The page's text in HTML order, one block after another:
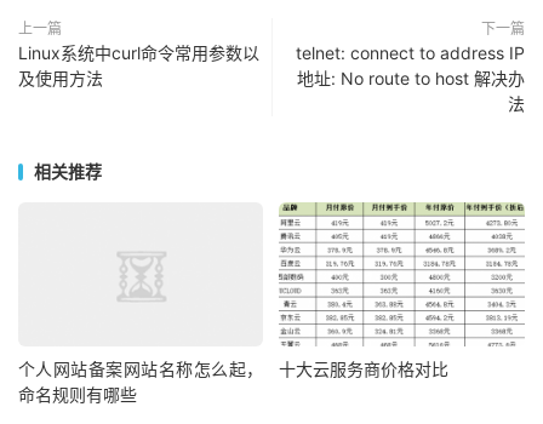
上一篇
Linux系统中curl命令常用参数以
及使用方法
下一篇
telnet: connect to address IP
地址: No route to host 解决办
法
相关推荐
个人网站备案网站名称怎么起，
命名规则有哪些
十大云服务商价格对比